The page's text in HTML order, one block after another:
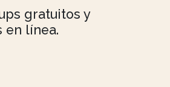
gratuitos y
en línea.